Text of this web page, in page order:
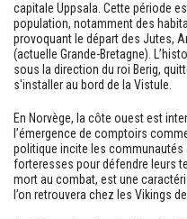
capitale Uppsala. Cette période
population, notamment des
provoquant le départ des Jutes,
(actuelle Grande-Bretagne).
sous la direction du roi Berig,
s'installer au bord de la Vistule.
En Norvège, la côte ouest est
l’émergence de comptoirs
politique incite les
forteresses pour défendre leurs
mort au combat, est une
l’on retrouvera chez les Vikings